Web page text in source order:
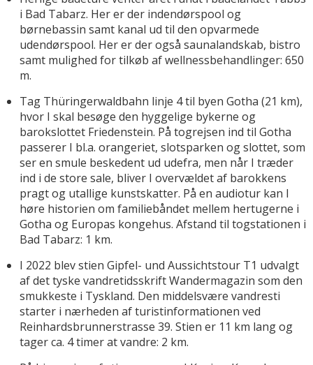
i Bad Tabarz. Her er der indendørspool og
børnebassin samt kanal ud til den opvarmede
udendørspool. Her er der også saunalandskab, bistro
samt mulighed for tilkøb af wellnessbehandlinger: 650
m.
Tag Thüringerwaldbahn linje 4 til byen Gotha (21 km),
hvor I skal besøge den hyggelige bykerne og
barokslottet Friedenstein. På togrejsen ind til Gotha
passerer I bl.a. orangeriet, slotsparken og slottet, som
ser en smule beskedent ud udefra, men når I træder
ind i de store sale, bliver I overvældet af barokkens
pragt og utallige kunstskatter. På en audiotur kan I
høre historien om familiebåndet mellem hertugerne i
Gotha og Europas kongehus. Afstand til togstationen i
Bad Tabarz: 1 km.
I 2022 blev stien Gipfel- und Aussichtstour T1 udvalgt
af det tyske vandretidsskrift Wandermagazin som den
smukkeste i Tyskland. Den middelsvære vandresti
starter i nærheden af turistinformationen ved
Reinhardsbrunnerstrasse 39. Stien er 11 km lang og
tager ca. 4 timer at vandre: 2 km.